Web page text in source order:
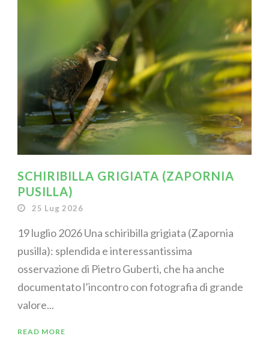
SCHIRIBILLA GRIGIATA (ZAPORNIA
PUSILLA)
25 Lug 2026
19 luglio 2026 Una schiribilla grigiata (Zapornia
pusilla): splendida e interessantissima
osservazione di Pietro Guberti, che ha anche
documentato l’incontro con fotografia di grande
valore...
READ MORE